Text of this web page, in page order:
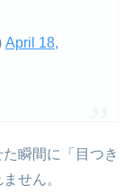
April 18,
瞬間に「目つき
せん。